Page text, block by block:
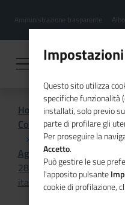
contenuto
Menu
hamburgher
Amministrazione trasparente
Home
Comunicazione
Agenda
28ma Convention
italiane all'estero
Questo sito utilizza
specifiche funzionalità
installati, solo previo
parte di profilare gli
Per proseguire la
Accetto.
Può gestire le sue
l'apposito pulsante
cookie di profilazione,